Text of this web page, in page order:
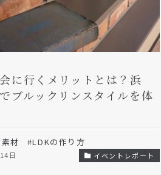
に行くメリットとは？浜
ブルックリンスタイルを体
材 #LDKの作り方
日 イベントレポート